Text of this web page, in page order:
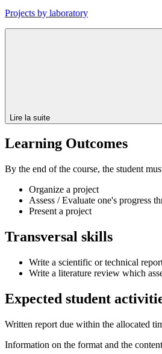
Projects by laboratory
Lire la suite
Learning Outcomes
By the end of the course, the student
Organize a project
Assess / Evaluate one's progress
Present a project
Transversal skills
Write a scientific or technical
Write a literature review which
Expected student
Written report due within the allocated
Information on the format and the